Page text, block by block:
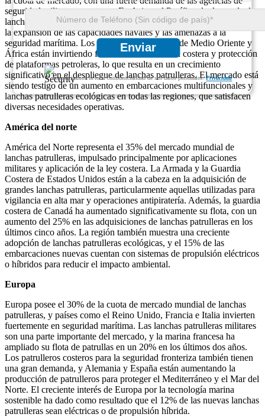
Enviar
Garantizamos la total confidencialidad de sus datos personales.Privacidad
seguridad militares y costeras. En Asia y el Pacífico, la demanda de
lanchas patrulleras ha aumentado considerablemente, impulsada por
la expansión de las capacidades navales y las amenazas a la
seguridad marítima. Los mercados emergentes de Medio Oriente y
África están invirtiendo fuertemente en defensa costera y protección
de plataformas petroleras, lo que resulta en un crecimiento
significativo en el despliegue de lanchas patrulleras. El mercado está
siendo testigo de un aumento en embarcaciones multifuncionales y
lanchas patrulleras ecológicas en todas las regiones, que satisfacen
diversas necesidades operativas.
América del norte
América del Norte representa el 35% del mercado mundial de
lanchas patrulleras, impulsado principalmente por aplicaciones
militares y aplicación de la ley costera. La Armada y la Guardia
Costera de Estados Unidos están a la cabeza en la adquisición de
grandes lanchas patrulleras, particularmente aquellas utilizadas para
vigilancia en alta mar y operaciones antipiratería. Además, la guardia
costera de Canadá ha aumentado significativamente su flota, con un
aumento del 25% en las adquisiciones de lanchas patrulleras en los
últimos cinco años. La región también muestra una creciente
adopción de lanchas patrulleras ecológicas, y el 15% de las
embarcaciones nuevas cuentan con sistemas de propulsión eléctricos
o híbridos para reducir el impacto ambiental.
Europa
Europa posee el 30% de la cuota de mercado mundial de lanchas
patrulleras, y países como el Reino Unido, Francia e Italia invierten
fuertemente en seguridad marítima. Las lanchas patrulleras militares
son una parte importante del mercado, y la marina francesa ha
ampliado su flota de patrullas en un 20% en los últimos dos años.
Los patrulleros costeros para la seguridad fronteriza también tienen
una gran demanda, y Alemania y España están aumentando la
producción de patrulleros para proteger el Mediterráneo y el Mar del
Norte. El creciente interés de Europa por la tecnología marina
sostenible ha dado como resultado que el 12% de las nuevas lanchas
patrulleras sean eléctricas o de propulsión híbrida.